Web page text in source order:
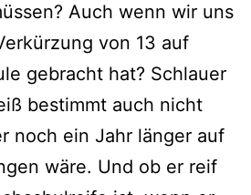
Auch wenn wir uns
von 13 auf
gebracht hat? Schlauer
bestimmt auch nicht
noch ein Jahr länger auf
wäre. Und ob er reif